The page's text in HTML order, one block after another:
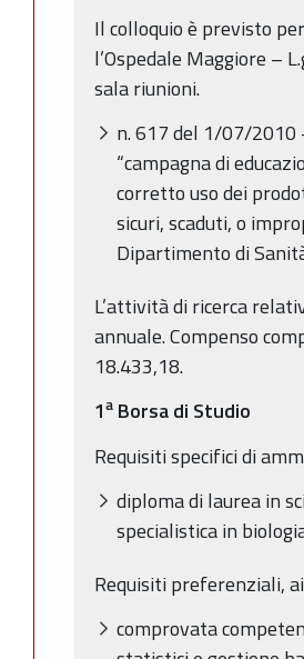
Il colloquio è previsto
l’Ospedale Maggiore –
sala riunioni.
n. 617 del 1/07/2010
“campagna di
corretto uso dei
sicuri, scaduti, o
Dipartimento di
L’attività di ricerca
annuale. Compenso
18.433,18.
1a Borsa di Studio
Requisiti specifici di
diploma di laurea in
specialistica in
Requisiti preferenziali,
comprovata